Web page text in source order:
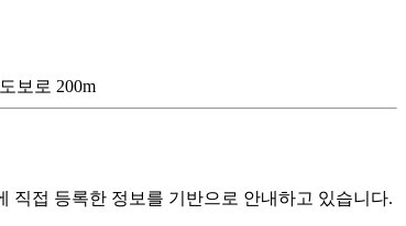
보로 200m
직접 등록한 정보를 기반으로 안내하고 있습니다.